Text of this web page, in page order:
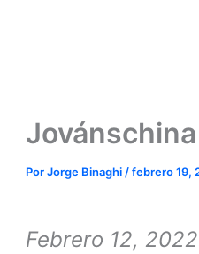
PorJorge Binaghi /febrero 19,
Febrero 12,